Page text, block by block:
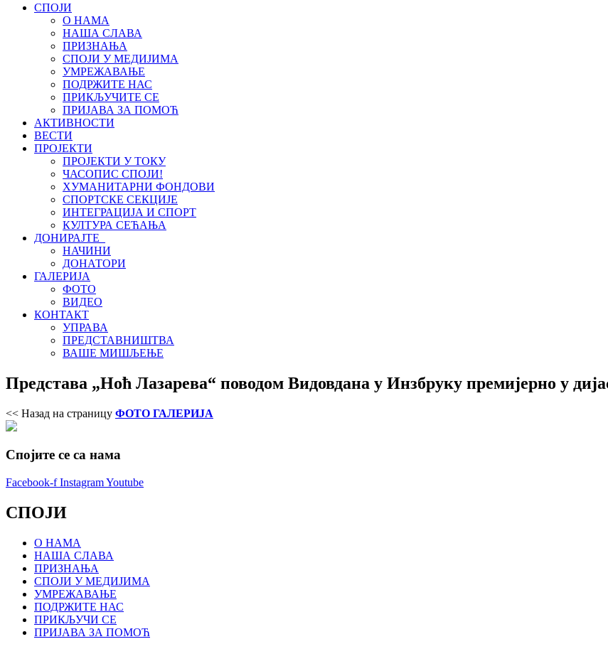
СПОЈИ
О НАМА
НАША СЛАВА
ПРИЗНАЊА
СПОЈИ У МЕДИЈИМА
УМРЕЖАВАЊЕ
ПОДРЖИТЕ НАС
ПРИКЉУЧИТЕ СЕ
ПРИЈАВА ЗА ПОМОЋ
АКТИВНОСТИ
ВЕСТИ
ПРОЈЕКТИ
ПРОЈЕКТИ У ТОКУ
ЧАСОПИС СПОЈИ!
ХУМАНИТАРНИ ФОНДОВИ
СПОРТСКЕ СЕКЦИЈЕ
ИНТЕГРАЦИЈА И СПОРТ
КУЛТУРА СЕЋАЊА
ДОНИРАЈТЕ
НАЧИНИ
ДОНАТОРИ
ГАЛЕРИЈА
ФОТО
ВИДЕО
КОНТАКТ
УПРАВА
ПРЕДСТАВНИШТВА
ВАШЕ МИШЉЕЊЕ
Представа „Ноћ Лазарева“ поводом Видовдана у Инзбруку премијерно у
<< Назад на страницу ФОТО ГАЛЕРИЈА
Спојите се са нама
Facebook-f InstagramYoutube
СПОЈИ
О НАМА
НАША СЛАВА
ПРИЗНАЊА
СПОЈИ У МЕДИЈИМА
УМРЕЖАВАЊЕ
ПОДРЖИТЕ НАС
ПРИКЉУЧИ СЕ
ПРИЈАВА ЗА ПОМОЋ